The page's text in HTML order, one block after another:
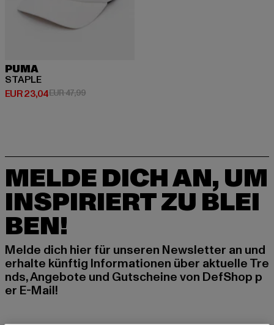
PUMA
STAPLE
EUR 23,04
Derzeitiger Preis: EUR 23,04
EUR 47,99Aktionspreis: EUR 47,99
MELDE DICH AN, UM
INSPIRIERT ZU BLEI
BEN!
Melde dich hier für unseren Newsletter an und
erhalte künftig Informationen über aktuelle Tre
nds, Angebote und Gutscheine von DefShop p
er E-Mail!